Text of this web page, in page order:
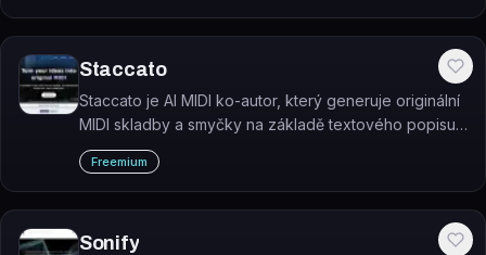
Staccato
Staccato je AI MIDI ko-autor, který generuje originální
MIDI skladby a smyčky na základě textového popisu
nebo nahraného hudebního materiálu.
Freemium
Sonify